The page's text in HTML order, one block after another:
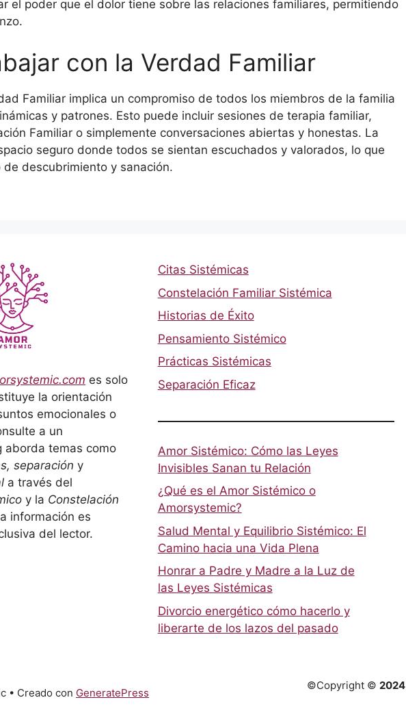
el poder que el dolor tiene sobre las relaciones familiares, permitiendo
con la Verdad Familiar
Familiar implica un compromiso de todos los miembros de la familia
y patrones. Esto puede incluir sesiones de terapia familiar,
Familiar o simplemente conversaciones abiertas y honestas. La
seguro donde todos se sientan escuchados y valorados, lo que
descubrimiento y sanación.
es solo
la orientación
emocionales o
a un
aborda temas como
separación y
a través del
y la Constelación
información es
del lector.
Citas Sistémicas
Constelación Familiar Sistémica
Historias de Éxito
Pensamiento Sistémico
Prácticas Sistémicas
Separación Eficaz
Amor Sistémico: Cómo las Leyes
Invisibles Sanan tu Relación
¿Qué es el Amor Sistémico o
Amorsystemic?
Salud Mental y Equilibrio Sistémico: El
Camino hacia una Vida Plena
Honrar a Padre y Madre a la Luz de
las Leyes Sistémicas
Divorcio energético cómo hacerlo y
liberarte de los lazos del pasado
©Copyright © 2024
• Creado con GeneratePress